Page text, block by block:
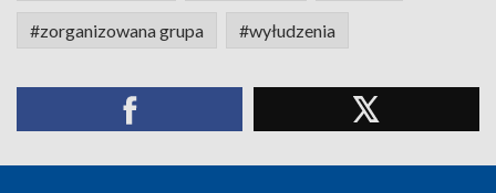
#zorganizowana grupa #wyłudzenia